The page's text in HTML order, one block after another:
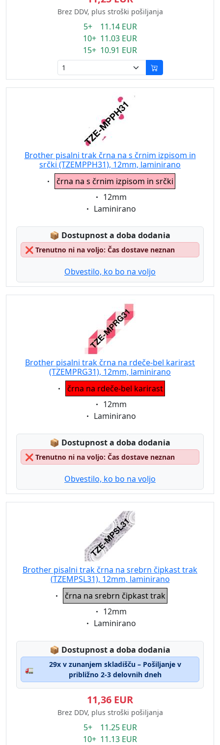
Brez DDV, plus stroški pošiljanja
5+ 11.14 EUR
10+ 11.03 EUR
15+ 10.91 EUR
Brother pisalni trak črna na s črnim izpisom in
srčki (TZEMPPH31), 12mm, laminirano
Eigenschaft:
črna na s črnim izpisom in srčki
Eigenschaft:
12mm
Eigenschaft:
Laminirano
📦 Lagerstatus:
Dostupnost a doba dodania
❌ Trenutno ni na voljo: Čas dostave neznan
Obvestilo, ko bo na voljo
Brother pisalni trak črna na rdeče-bel karirast
(TZEMPRG31), 12mm, laminirano
Eigenschaft:
črna na rdeče-bel karirast
Eigenschaft:
12mm
Eigenschaft:
Laminirano
📦 Lagerstatus:
Dostupnost a doba dodania
❌ Trenutno ni na voljo: Čas dostave neznan
Obvestilo, ko bo na voljo
Brother pisalni trak črna na srebrn čipkast trak
(TZEMPSL31), 12mm, laminirano
Eigenschaft:
črna na srebrn čipkast trak
Eigenschaft:
12mm
Eigenschaft:
Laminirano
📦 Lagerstatus:
Dostupnost a doba dodania
🚛
29x v zunanjem skladišču – Pošiljanje v
približno 2-3 delovnih dneh
11,36 EUR
Brez DDV, plus stroški pošiljanja
5+ 11.25 EUR
10+ 11.13 EUR